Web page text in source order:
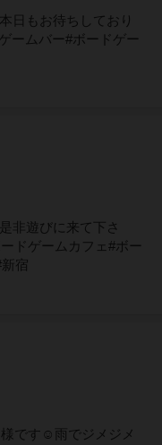
日もお待ちしており
ームバー#ボードゲー
非遊びに来て下さ
ドゲームカフェ‬‪#ボー
宿‬
です☺️雨でジメジメ